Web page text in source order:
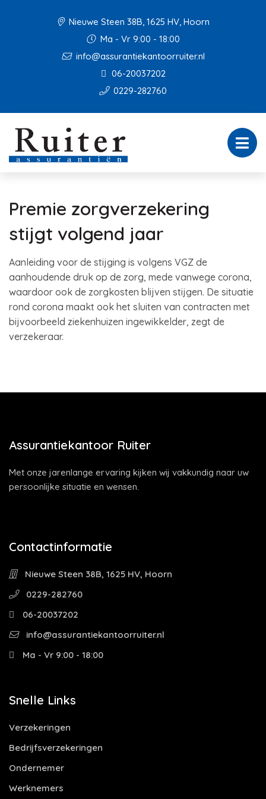
Nieuwe Steen 38B, 1625 HV, Hoorn
Ma - Vr 9:00 - 18:00
info@assurantiekantoorruiter.nl
06-20037202
0229-282760
Premie zorgverzekering
stijgt volgend jaar
Aanleiding voor de stijging is volgens VGZ de
aanhoudende druk op de zorg, mede vanwege corona,
waardoor ook de zorgkosten blijven stijgen. De situatie
rond corona maakt ook het sluiten van contracten met
bijvoorbeeld ziekenhuizen ingewikkelder, zegt de
verzekeraar.
Assurantiekantoor Ruiter
Met onze jarenlange ervaring kijken wij vakkundig naar uw
persoonlijke situatie en wensen.
Contactinformatie
Nieuwe Steen 38B, 1625 HV, Hoorn
0229-282760
06-20037202
info@assurantiekantoorruiter.nl
Ma - Vr 9:00 - 18:00
Snelle Links
Verzekeringen
Bedrijfsverzekeringen
Ondernemer
Werknemers